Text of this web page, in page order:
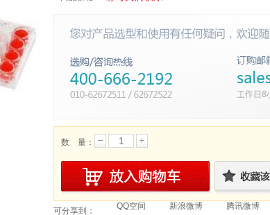
数 量：
可分享到： QQ空间 新浪微博 腾讯微博